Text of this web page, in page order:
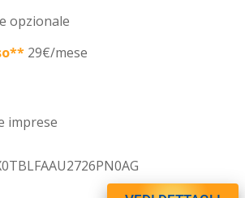
opzionale
29€/mese
imprese